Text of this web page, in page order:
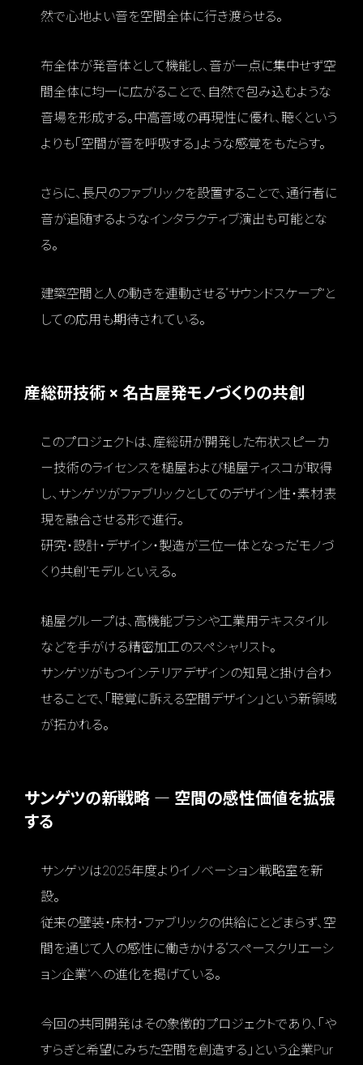
然で心地よい音を空間全体に行き渡らせる。
布全体が発音体として機能し、音が一点に集中せず空
間全体に均一に広がることで、自然で包み込むような
音場を形成する。中高音域の再現性に優れ、聴くという
よりも「空間が音を呼吸する」ような感覚をもたらす。
さらに、長尺のファブリックを設置することで、通行者に
音が追随するようなインタラクティブ演出も可能とな
る。
建築空間と人の動きを連動させる“サウンドスケープ”と
しての応用も期待されている。
産総研技術 × 名古屋発モノづくりの共創
このプロジェクトは、産総研が開発した布状スピーカ
ー技術のライセンスを槌屋および槌屋ティスコが取得
し、サンゲツがファブリックとしてのデザイン性・素材表
現を融合させる形で進行。
研究・設計・デザイン・製造が三位一体となった“モノづ
くり共創”モデルといえる。
槌屋グループは、高機能ブラシや工業用テキスタイル
などを手がける精密加工のスペシャリスト。
サンゲツがもつインテリアデザインの知見と掛け合わ
せることで、「聴覚に訴える空間デザイン」という新領域
が拓かれる。
サンゲツの新戦略 ― 空間の感性価値を拡張
する
サンゲツは2025年度よりイノベーション戦略室を新
設。
従来の壁装・床材・ファブリックの供給にとどまらず、空
間を通じて人の感性に働きかける“スペースクリエーシ
ョン企業”への進化を掲げている。
今回の共同開発はその象徴的プロジェクトであり、「や
すらぎと希望にみちた空間を創造する」という企業Pur